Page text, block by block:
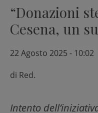
“Donazioni
Cesena, un
22 Agosto 2025 - 10:02
di Red.
Intento